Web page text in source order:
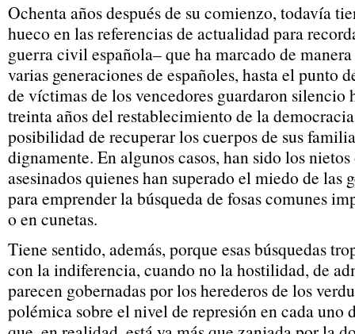
Ochenta años después de su comienzo, todavía
hueco en las referencias de actualidad para
guerra civil española– que ha marcado de
varias generaciones de españoles, hasta el punto
de víctimas de los vencedores guardaron silencio
treinta años del restablecimiento de la
posibilidad de recuperar los cuerpos de sus
dignamente. En algunos casos, han sido los
asesinados quienes han superado el miedo de las
para emprender la búsqueda de fosas comunes
o en cunetas.
Tiene sentido, además, porque esas búsquedas
con la indiferencia, cuando no la hostilidad, de
parecen gobernadas por los herederos de los
polémica sobre el nivel de represión en cada uno